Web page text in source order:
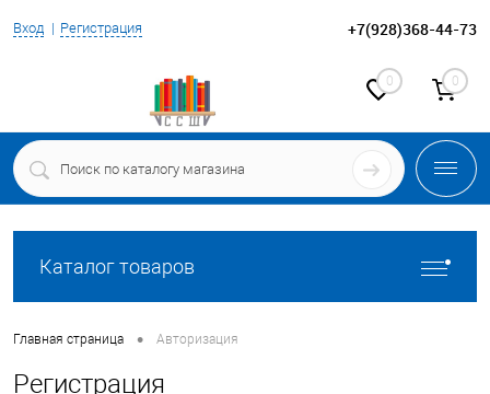
Вход Регистрация +7(928)368-44-73
0 0
Каталог товаров
Главная страница • Авторизация
Регистрация